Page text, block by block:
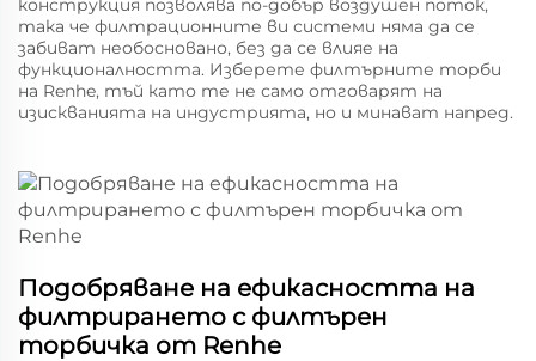
конструкция позволява по-добър воздушен поток,
така че филтрационните ви системи няма да се
забиват необосновано, без да се влияе на
функционалността. Изберете филтърните торби
на Renhe, тъй като те не само отговарят на
изискванията на индустрията, но и минават напред.
Подобряване на ефикасността на
филтрирането с филтърен
торбичка от Renhe